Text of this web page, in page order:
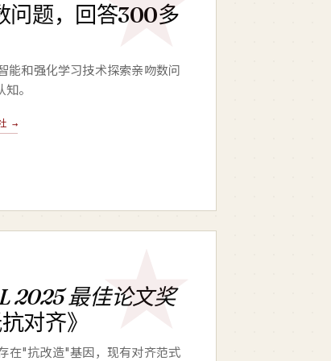
问题，回答300多
能和强化学习技术探索亲吻数问
。
→
2025 最佳论文奖
对齐》
在"抗改造"基因，现有对齐范式